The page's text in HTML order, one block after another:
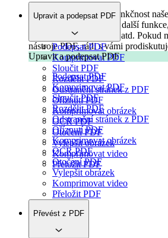
Neustále vylepšujeme funkčnost
stránek PDF, stejně jako další
podepisování, slučování atd. Pokud
nástroje PDF, rádi s vámi
Upravit a podepsat PDF
Podepsat PDF
Komprimovat PDF
Sloučit PDF
Rozdělit PDF
Odstranění stránek z PDF
Oříznutí PDF
Komprimovat obrázek
OCR PDF
Otočení PDF
Vylepšit obrázek
Komprimovat video
Přeložit PDF
Upravit a podepsat PDF
Podepsat PDF
Komprimovat PDF
Sloučit PDF
Rozdělit PDF
Odstranění stránek z PDF
Oříznutí PDF
Komprimovat obrázek
OCR PDF
Otočení PDF
Vylepšit obrázek
Komprimovat video
Přeložit PDF
Převést z PDF